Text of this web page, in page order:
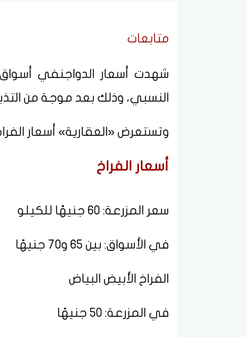
متابعات
النسبي، وذلك بعد موجة من
وتستعرض «العقارية» أسعار الفراخ
أسعار الفراخ
سعر المزرعة: 60 جنيهًا للكيلو
في الأسواق: بين 65 و70 جنيهًا
الفراخ الأبيض البياض
في المزرعة: 50 جنيهًا